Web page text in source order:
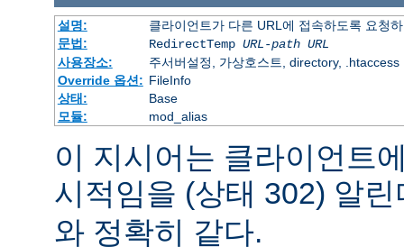
설명:
클라이언트가 다른 URL에 접속하도록 요청
문법:
RedirectTemp URL-path URL
사용장소:
주서버설정, 가상호스트, directory, .htaccess
Override 옵션: FileInfo
상태:
Base
모듈:
mod_alias
이 지시어는 클라이언트
시적임을 (상태 302) 알
와 정확히 같다.